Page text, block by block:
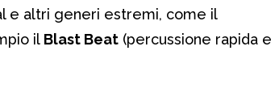
e altri generi estremi, come il
il Blast Beat (percussione rapida e